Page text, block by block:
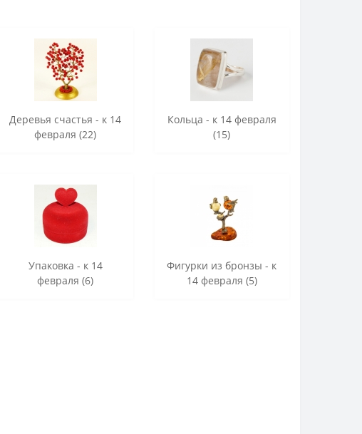
Деревья счастья - к 14
февраля (22)
Кольца - к 14 февраля
(15)
Упаковка - к 14
февраля (6)
Фигурки из бронзы - к
14 февраля (5)